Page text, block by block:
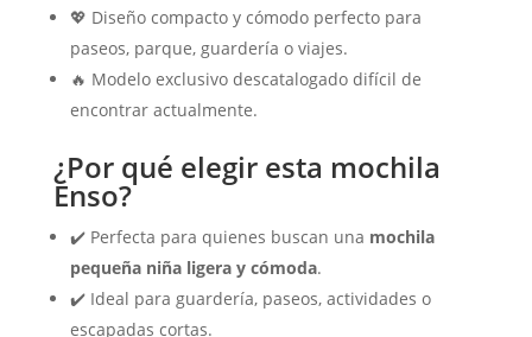
💖 Diseño compacto y cómodo perfecto para
paseos, parque, guardería o viajes.
🔥 Modelo exclusivo descatalogado difícil de
encontrar actualmente.
¿Por qué elegir esta mochila
Enso?
✔️ Perfecta para quienes buscan una mochila
pequeña niña ligera y cómoda.
✔️ Ideal para guardería, paseos, actividades o
escapadas cortas.